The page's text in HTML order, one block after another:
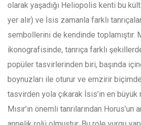
olarak yaşadığı Heliopolis kenti bu
yer alır) ve İsis zamanla farklı
sembollerini de kendinde toplamıştır.
ikonografisinde, tanrıça farklı
popüler tasvirlerinden biri, başında
boynuzları ile oturur ve emzirir biçimde
tasvirden yola çıkarak İsis’in en
Mısır’ın önemli tanrılarından